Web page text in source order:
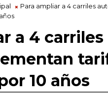
Para ampliar a 4 carriles
a 4
10 años